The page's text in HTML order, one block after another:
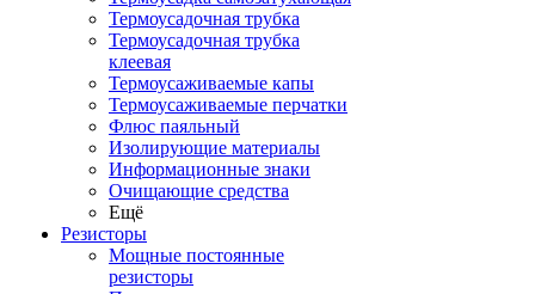
Термоусадочная трубка
Термоусадочная трубка
клеевая
Термоусаживаемые капы
Термоусаживаемые перчатки
Флюс паяльный
Изолирующие материалы
Информационные знаки
Очищающие средства
Ещё
Резисторы
Мощные постоянные
резисторы